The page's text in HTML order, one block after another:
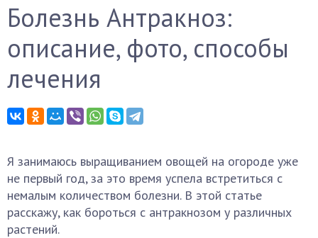
Болезнь Антракноз:
описание, фото, способы
лечения
Я занимаюсь выращиванием овощей на огороде уже
не первый год, за это время успела встретиться с
немалым количеством болезни. В этой статье
расскажу, как бороться с антракнозом у различных
растений.